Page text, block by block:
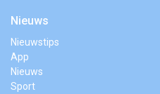
Nieuws
Nieuwstips
App
Nieuws
Sport